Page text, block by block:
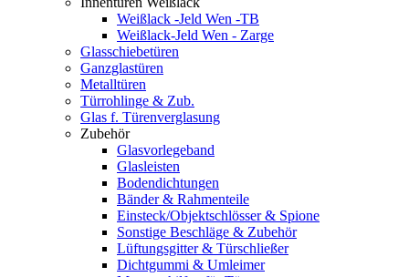
Weißlack -Jeld Wen -TB
Weißlack-Jeld Wen - Zarge
Glasschiebetüren
Ganzglastüren
Metalltüren
Türrohlinge & Zub.
Glas f. Türenverglasung
Zubehör
Glasvorlegeband
Glasleisten
Bodendichtungen
Bänder & Rahmenteile
Einsteck/Objektschlösser & Spione
Sonstige Beschläge & Zubehör
Lüftungsgitter & Türschließer
Dichtgummi & Umleimer